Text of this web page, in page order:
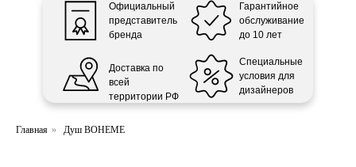
Официальный
представитель
бренда
Доставка по
всей
территории РФ
Гарантийное
обслуживание
до 10 лет
Специальные
условия для
дизайнеров
Главная » Душ BOHEME